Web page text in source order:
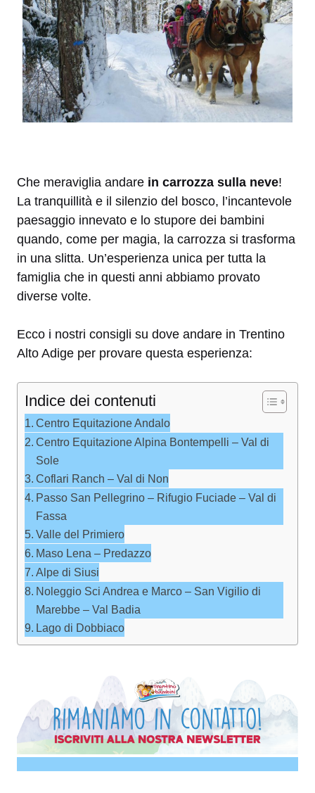
Che meraviglia andare in carrozza sulla neve!
La tranquillità e il silenzio del bosco, l’incantevole
paesaggio innevato e lo stupore dei bambini
quando, come per magia, la carrozza si trasforma
in una slitta. Un’esperienza unica per tutta la
famiglia che in questi anni abbiamo provato
diverse volte.
Ecco i nostri consigli su dove andare in Trentino
Alto Adige per provare questa esperienza:
Indice dei contenuti
Centro Equitazione Andalo
Centro Equitazione Alpina Bontempelli – Val di
Sole
Coflari Ranch – Val di Non
Passo San Pellegrino – Rifugio Fuciade – Val di
Fassa
Valle del Primiero
Maso Lena – Predazzo
Alpe di Siusi
Noleggio Sci Andrea e Marco – San Vigilio di
Marebbe – Val Badia
Lago di Dobbiaco